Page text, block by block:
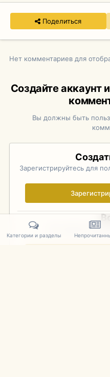
Поделиться
Нет комментариев для
Создайте аккаунт
Вы должны быть
Зарегистрируйтесь для
Уже
Категории и разделы